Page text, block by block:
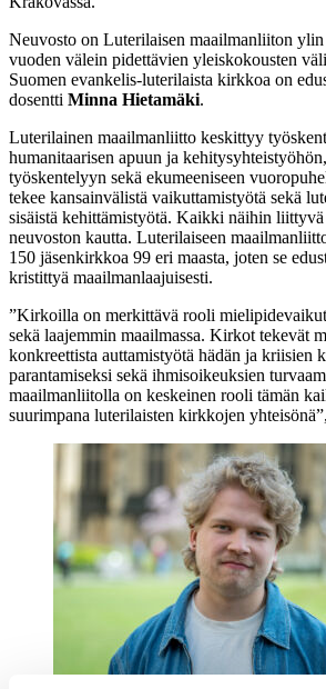
Neuvosto on Luterilaisen maailmanliiton
vuoden välein pidettävien yleiskokousten
Suomen evankelis-luterilaista kirkkoa on
dosentti Minna Hietamäki.
Luterilainen maailmanliitto keskittyy
humanitaarisen apuun ja
työskentelyyn sekä ekumeeniseen
tekee kansainvälistä vaikuttamistyötä sekä
sisäistä kehittämistyötä. Kaikki näihin
neuvoston kautta. Luterilaiseen
150 jäsenkirkkoa 99 eri maasta, joten se
kristittyä maailmanlaajuisesti.
”Kirkoilla on merkittävä rooli
sekä laajemmin maailmassa. Kirkot tekevät
konkreettista auttamistyötä hädän ja kriisien
parantamiseksi sekä ihmisoikeuksien
maailmanliitolla on keskeinen rooli tämän
suurimpana luterilaisten kirkkojen